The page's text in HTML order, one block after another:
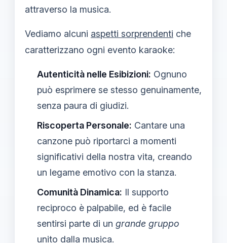
attraverso la musica.
Vediamo alcuni aspetti sorprendenti che
caratterizzano ogni evento karaoke:
Autenticità nelle Esibizioni: Ognuno
può esprimere se stesso genuinamente,
senza paura di giudizi.
Riscoperta Personale: Cantare una
canzone può riportarci a momenti
significativi della nostra vita, creando
un legame emotivo con la stanza.
Comunità Dinamica: Il supporto
reciproco è palpabile, ed è facile
sentirsi parte di un grande gruppo
unito dalla musica.